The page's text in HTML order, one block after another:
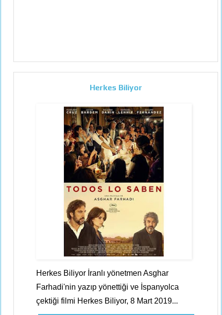
Herkes Biliyor
Herkes Biliyor İranlı yönetmen Asghar
Farhadi'nin yazıp yönettiği ve İspanyolca
çektiği filmi Herkes Biliyor, 8 Mart 2019...